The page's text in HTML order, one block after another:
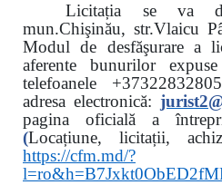
Licitația se va
mun.Chişinău, str.Vlaicu
Modul de desfăşurare a
aferente bunurilor
telefoanele
adresa electronică:
pagina oficială a
(Locațiune, licitații,
https://cfm.md/?